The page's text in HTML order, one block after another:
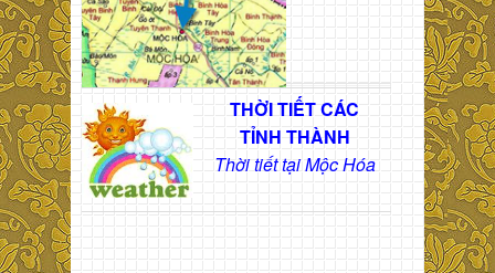
THỜI TIẾT CÁC
TỈNH THÀNH
Thời tiết tại Mộc Hóa